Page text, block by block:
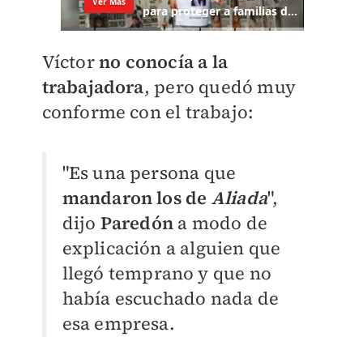
Víctorno conocía a la
trabajadora, pero quedó muy
conforme con el trabajo:
"Es una persona que
mandaron los de Aliada",
dijo Paredón a modo de
explicación a alguien que
llegó temprano y que no
había escuchado nada de
esa empresa.